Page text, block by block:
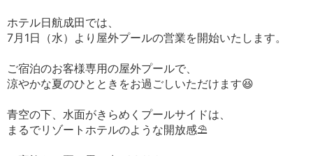
ホテル日航成田では、
7月1日（水）より屋外プールの営業を開始いたします。
ご宿泊のお客様専用の屋外プールで、
涼やかな夏のひとときをお過ごしいただけます😆
青空の下、水面がきらめくプールサイドは、
まるでリゾートホテルのような開放感⛱️